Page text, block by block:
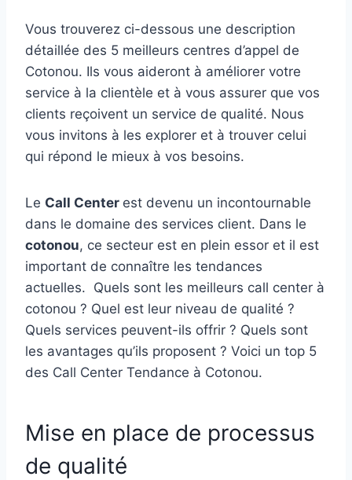
Vous trouverez ci-dessous une description
détaillée des 5 meilleurs centres d’appel de
Cotonou. Ils vous aideront à améliorer votre
service à la clientèle et à vous assurer que vos
clients reçoivent un service de qualité. Nous
vous invitons à les explorer et à trouver celui
qui répond le mieux à vos besoins.
Le Call Center est devenu un incontournable
dans le domaine des services client. Dans le
cotonou, ce secteur est en plein essor et il est
important de connaître les tendances
actuelles. Quels sont les meilleurs call center à
cotonou ? Quel est leur niveau de qualité ?
Quels services peuvent-ils offrir ? Quels sont
les avantages qu’ils proposent ? Voici un top 5
des Call Center Tendance à Cotonou.
Mise en place de processus
de qualité